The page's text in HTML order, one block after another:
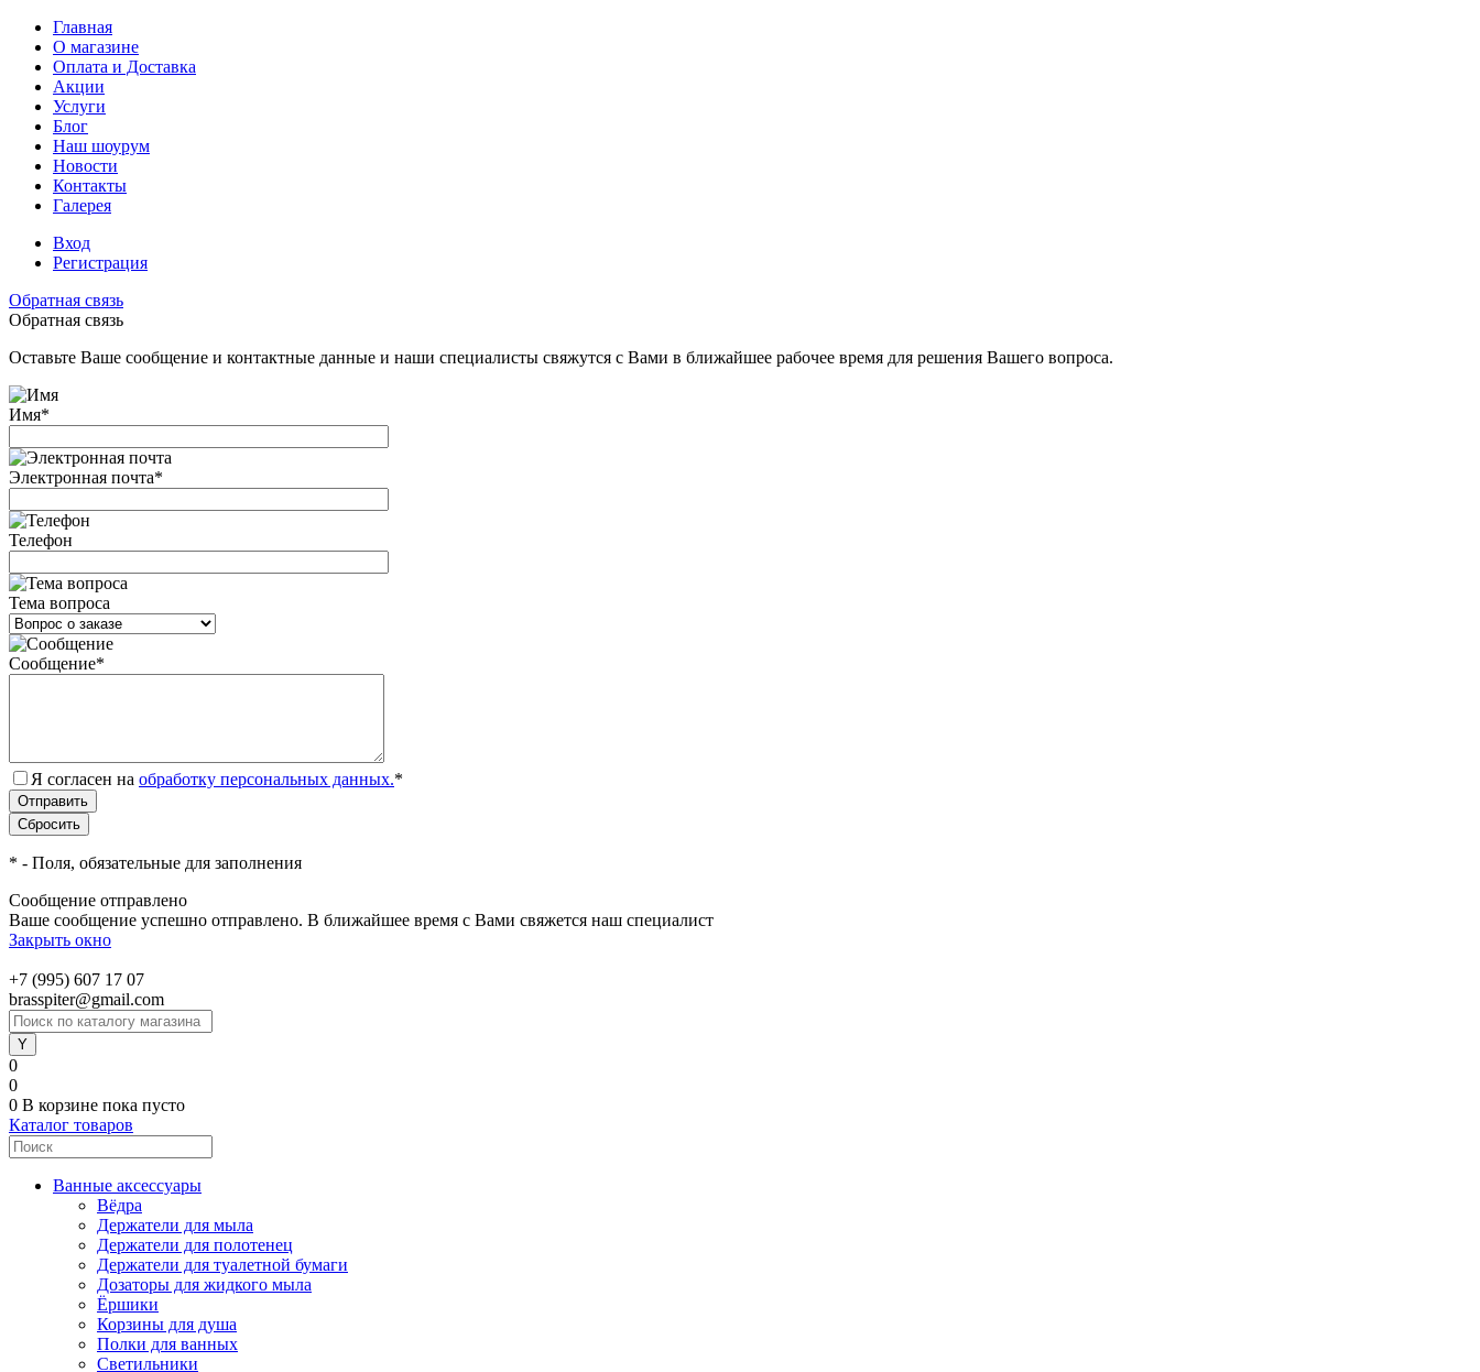
Главная
О магазине
Оплата и Доставка
Акции
Услуги
Блог
Наш шоурум
Новости
Контакты
Галерея
Вход
Регистрация
Обратная связь
Обратная связь
Оставьте Ваше сообщение и контактные данные и наши специалисты свяжутся с Вами в ближайшее рабочее время для решения Вашего вопроса.
Имя*
Электронная почта*
Телефон
Тема вопроса
Сообщение*
Я согласен на обработку персональных данных.*
* - Поля, обязательные для заполнения
Сообщение отправлено
Ваше сообщение успешно отправлено. В ближайшее время с Вами свяжется наш специалист
Закрыть окно
+7 (995) 607 17 07
brasspiter@gmail.com
0
0
0 В корзине пока пусто
Каталог товаров
Ванные аксессуары
Вёдра
Держатели для мыла
Держатели для полотенец
Держатели для туалетной бумаги
Дозаторы для жидкого мыла
Ёршики
Корзины для душа
Полки для ванных
Светильники